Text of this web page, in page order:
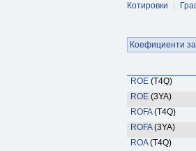
Котировки
Коефициенти
ROE (T4Q)
ROE (3YA)
ROFA(T4Q)
ROFA(3YA)
ROA(T4Q)